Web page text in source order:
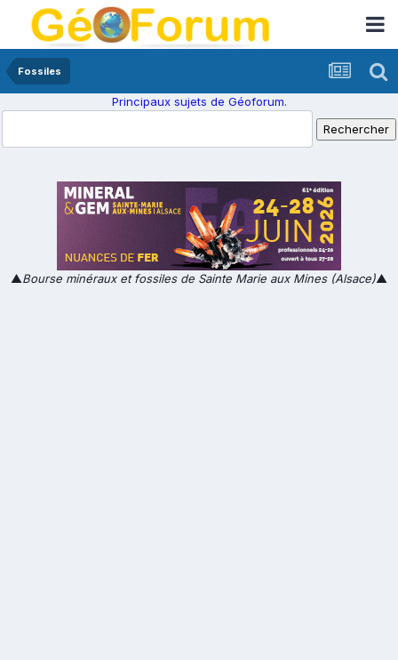
Fossiles
Principaux sujets de Géoforum.
▲Bourse minéraux et fossiles de Sainte Marie aux Mines (Alsace)▲